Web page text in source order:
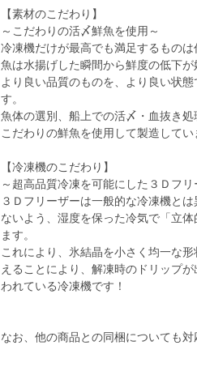
【素材のこだわり】
～こだわりの活〆鮮魚を使用～
冷凍機だけが最高でも満足するものは
魚は水揚げした瞬間から鮮度の低下が
より良い品質のものを、より良い状
す。
魚体の選別、船上での活〆・血抜き
こだわりの鮮魚を使用して製造してい
【冷凍機のこだわり】
～超高品質冷凍を可能にした３Ｄフリ
３Ｄフリーザーは一般的な冷凍機と
ないよう、湿度を保った冷気で「立
ます。
これにより、氷結晶を小さく均一な
えることにより、解凍時のドリップ
われている冷凍機です！